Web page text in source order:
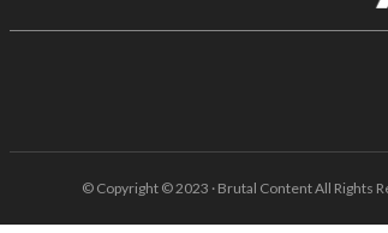
© Copyright © 2023 · Brutal Content All Rights